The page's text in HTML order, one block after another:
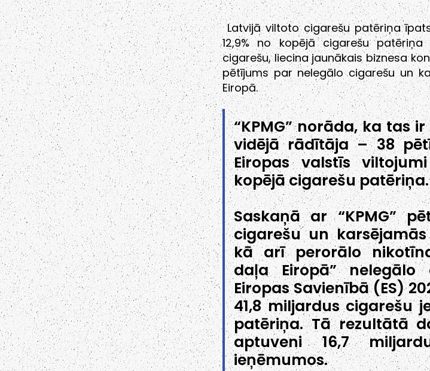
Latvijā viltoto cigarešu patēriņa
12,9% no kopējā cigarešu
cigarešu, liecina jaunākais biznesa
pētījums par nelegālo cigarešu un
Eiropā.
“KPMG” norāda, ka tas
vidējā rādītāja – 38
Eiropas valstīs
kopējā cigarešu patēriņa.
Saskaņā ar “KPMG”
cigarešu un
kā arī perorālo
daļa Eiropā” nelegālo
Eiropas Savienībā (ES)
41,8 miljardus cigarešu
patēriņa. Tā rezultātā
aptuveni 16,7
ieņēmumos.